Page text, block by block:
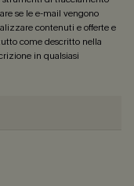
se le e-mail vengono
contenuti e offerte e
come descritto nella
in qualsiasi